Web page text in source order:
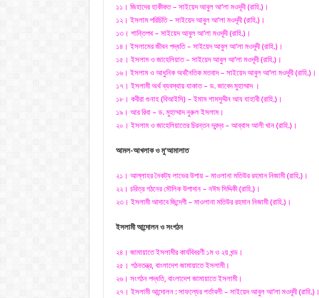
১১। জিহাদের হাকীকত – সাইয়েদ আবুল আ’লা মওদূদী (রাহি.)।
১২। ইসলাম পরিচিতি – সাইয়েদ আবুল আ’লা মওদূদী (রাহি.)।
১৩। শান্তিপথ – সাইয়েদ আবুল আ’লা মওদূদী (রাহি.)।
১৪। ইসলামের জীবন পদ্ধতি – সাইয়েদ আবুল আ’লা মওদূদী (রাহি.)।
১৫। ইসলাম ও জাহেলিয়াত – সাইয়েদ আবুল আ’লা মওদূদী (রাহি.)।
১৬। ইসলাম ও আধুনিক অর্থনৈতিক মতবাদ – সাইয়েদ আবুল আ’লা মওদূদী (রাহি.)।
১৭। ইসলামী অর্থ ব্যবস্থায় যাকাত – ড. জাবেদ মুহাম্মাদ ।
১৮। কবীরা গুনাহ (বিআইসি) – ইমাম শামসুদ্দীন আয যাহাবী (রাহি.)।
১৯। আর রিবা – ড. মুহাম্মাদ নুরুল ইসলাম।
২০। ইসলাম ও জাহেলিয়াতের চিরন্তন দ্বন্দ্ব – আব্বাস আলী খান (রাহি.)।
আমল-আখলাক ও মু‘আমালাত
২১। আল্লাহর নৈকট্য লাভের উপায় – মাওলানা মতিউর রহমান নিজামী (রাহি.)।
২২। চরিত্র গঠনের মৌলিক উপাদান – নঈম সিদ্দিকী (রাহি.)।
২৩। ইসলামী আদাবে জিন্দেগী – মাওলানা মতিউর রহমান নিজামী (রাহি.)।
ইসলামী আন্দোলন ও সংগঠন
২৪। জামায়াতে ইসলামীর কার্যবিবরণী ১ম ও ২য় খন্ড।
২৫। গঠনতন্ত্র, বাংলাদেশ জামায়াতে ইসলামী।
২৬। সংগঠন পদ্ধতি, বাংলাদেশ জামায়াতে ইসলামী।
২৭। ইসলামী আন্দোলন : সাফল্যের শর্তাবলী – সাইয়েদ আবুল আ’লা মওদূদী (রাহি.)।